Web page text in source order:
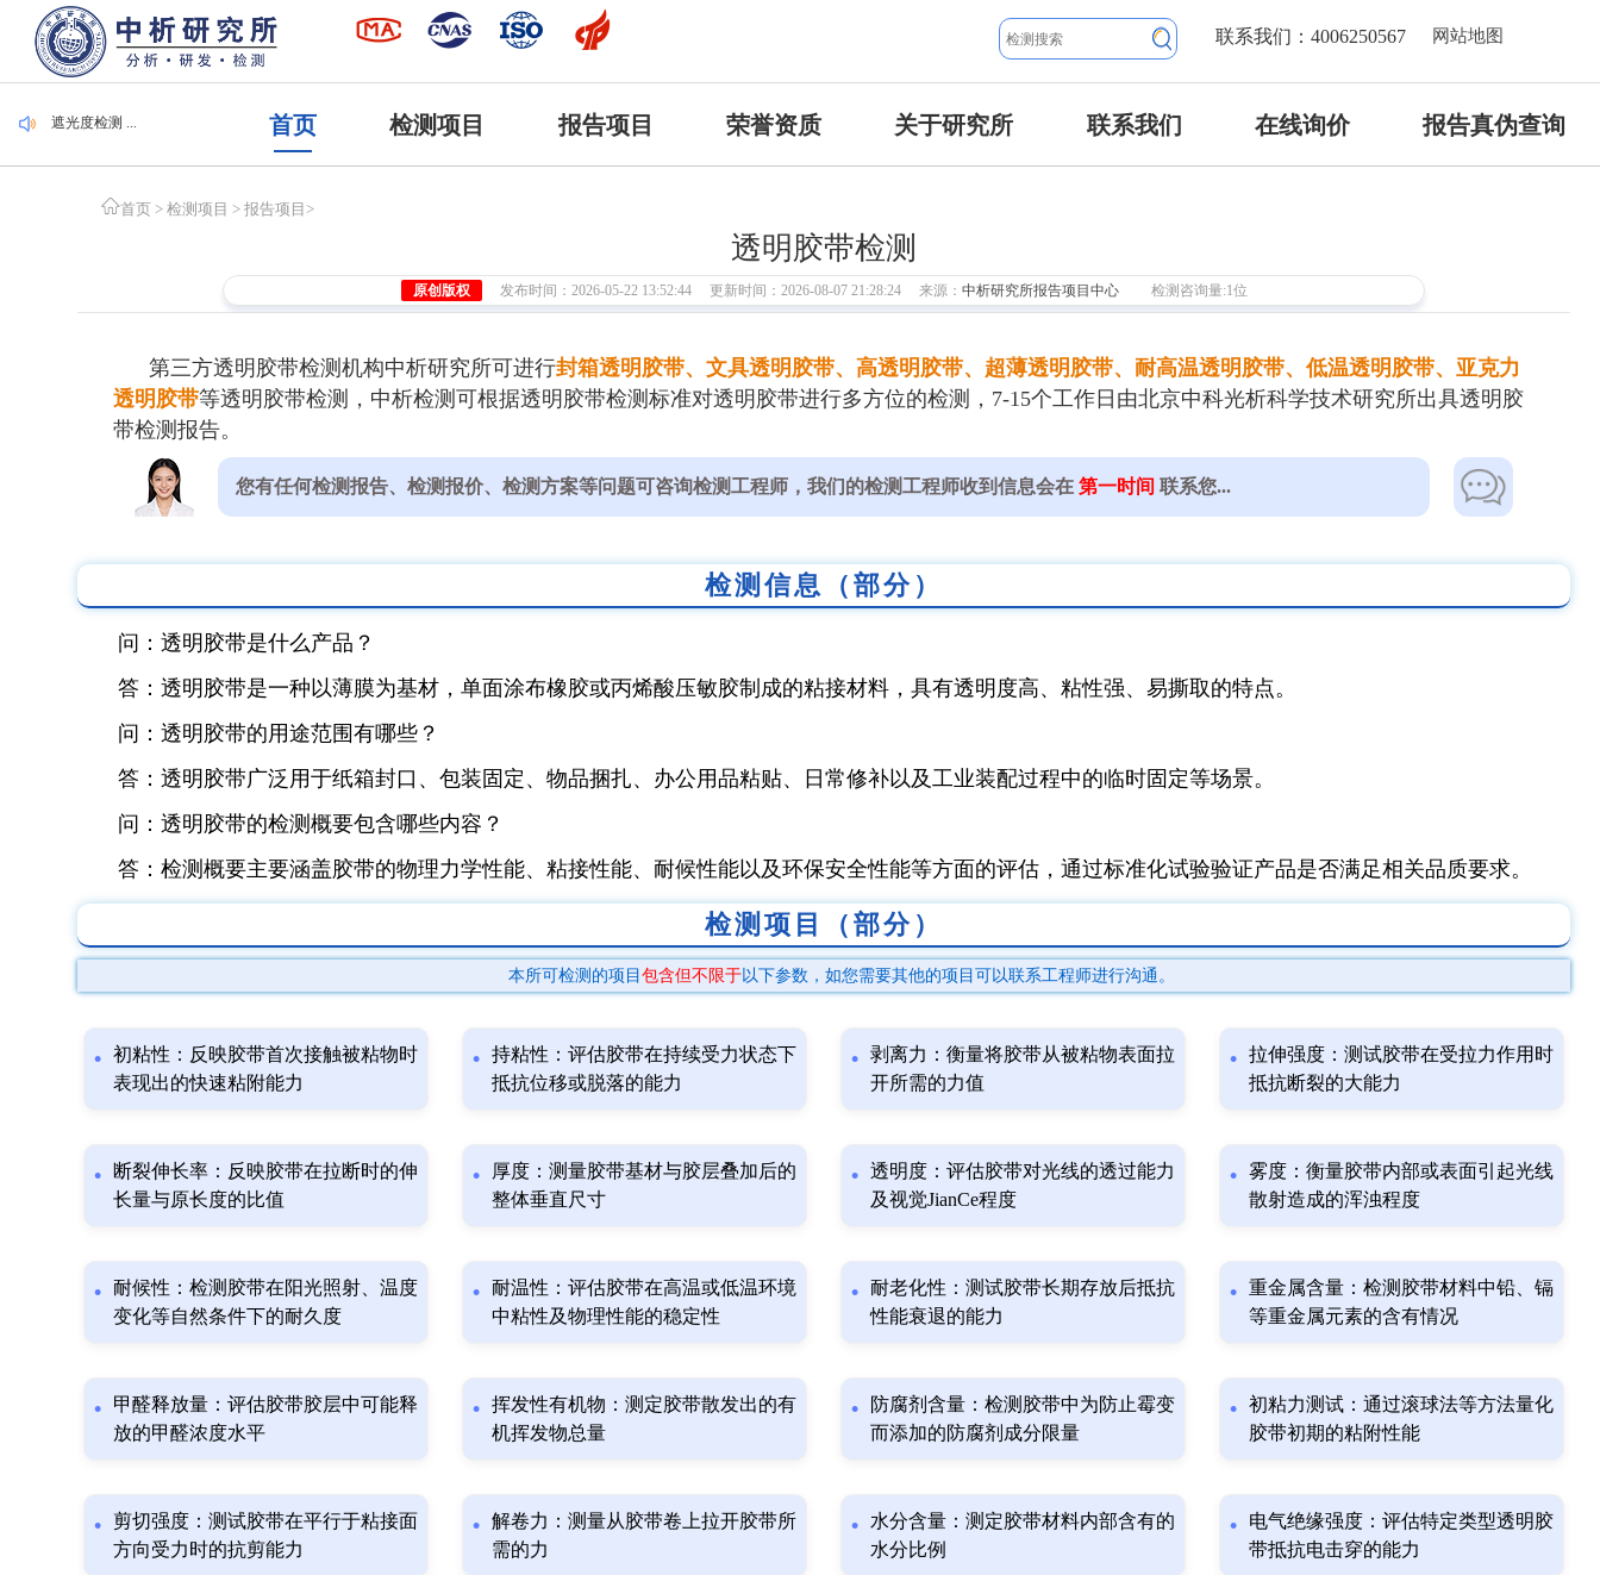
网站地图
联系我们：4006250567
毛刷检测 ...
集装袋检测 ...
遮光度检测 ...
首页 检测项目 报告项目 荣誉资质 关于研究所 联系我们 在线询价 报告真伪查询
首页 > 检测项目 > 报告项目 >
透明胶带检测
原创版权 发布时间：2026-05-22 13:52:44 更新时间：2026-08-07 21:28:24 来源： 中析研究所报告项目中心 检测咨询量:1位
第三方透明胶带检测机构中析研究所可进行封箱透明胶带、文具透明胶带、高透明胶带、超薄透明胶带、耐高温透明胶带、低温透明胶带、亚克力
透明胶带等透明胶带检测，中析检测可根据透明胶带检测标准对透明胶带进行多方位的检测，7-15个工作日由北京中科光析科学技术研究所出具透明胶
带检测报告。
您有任何检测报告、检测报价、检测方案等问题可咨询检测工程师，我们的检测工程师收到信息会在第一时间 联系您...
检测信息（部分）
问：透明胶带是什么产品？
答：透明胶带是一种以薄膜为基材，单面涂布橡胶或丙烯酸压敏胶制成的粘接材料，具有透明度高、粘性强、易撕取的特点。
问：透明胶带的用途范围有哪些？
答：透明胶带广泛用于纸箱封口、包装固定、物品捆扎、办公用品粘贴、日常修补以及工业装配过程中的临时固定等场景。
问：透明胶带的检测概要包含哪些内容？
答：检测概要主要涵盖胶带的物理力学性能、粘接性能、耐候性能以及环保安全性能等方面的评估，通过标准化试验验证产品是否满足相关品质要求。
检测项目（部分）
本所可检测的项目 包含但不限于以下参数，如您需要其他的项目可以联系工程师进行沟通。
初粘性：反映胶带首次接触被粘物时
表现出的快速粘附能力
持粘性：评估胶带在持续受力状态下
抵抗位移或脱落的能力
剥离力：衡量将胶带从被粘物表面拉
开所需的力值
拉伸强度：测试胶带在受拉力作用时
抵抗断裂的大能力
断裂伸长率：反映胶带在拉断时的伸
长量与原长度的比值
厚度：测量胶带基材与胶层叠加后的
整体垂直尺寸
透明度：评估胶带对光线的透过能力
及视觉JianCe程度
雾度：衡量胶带内部或表面引起光线
散射造成的浑浊程度
耐候性：检测胶带在阳光照射、温度
变化等自然条件下的耐久度
耐温性：评估胶带在高温或低温环境
中粘性及物理性能的稳定性
耐老化性：测试胶带长期存放后抵抗
性能衰退的能力
重金属含量：检测胶带材料中铅、镉
等重金属元素的含有情况
甲醛释放量：评估胶带胶层中可能释
放的甲醛浓度水平
挥发性有机物：测定胶带散发出的有
机挥发物总量
防腐剂含量：检测胶带中为防止霉变
而添加的防腐剂成分限量
初粘力测试：通过滚球法等方法量化
胶带初期的粘附性能
剪切强度：测试胶带在平行于粘接面
方向受力时的抗剪能力
解卷力：测量从胶带卷上拉开胶带所
需的力
水分含量：测定胶带材料内部含有的
水分比例
电气绝缘强度：评估特定类型透明胶
带抵抗电击穿的能力